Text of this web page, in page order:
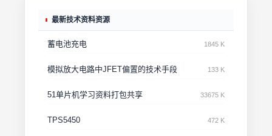
最新技术资料资源
蓄电池充电 1845 K
模拟放大电路中JFET偏置的技术手段 133 K
51单片机学习资料打包共享 33675 K
TPS5450 472 K